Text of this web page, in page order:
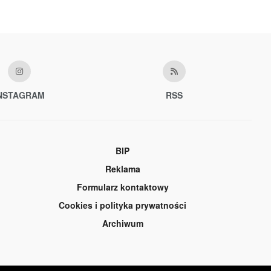
RSS
BIP
Reklama
Formularz kontaktowy
Cookies i polityka prywatności
Archiwum